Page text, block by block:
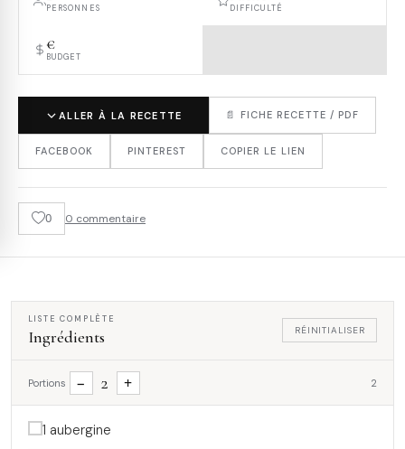
PERSONNES DIFFICULTÉ
€
BUDGET
ALLER À LA RECETTE 📄 FICHE RECETTE / PDF
FACEBOOK PINTEREST COPIER LE LIEN
0 0 commentaire
LISTE COMPLÈTE
Ingrédients RÉINITIALISER
Portions − 2 + 2
1 aubergine